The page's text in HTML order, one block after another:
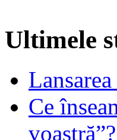
Ultimele
Ce
voastră”?